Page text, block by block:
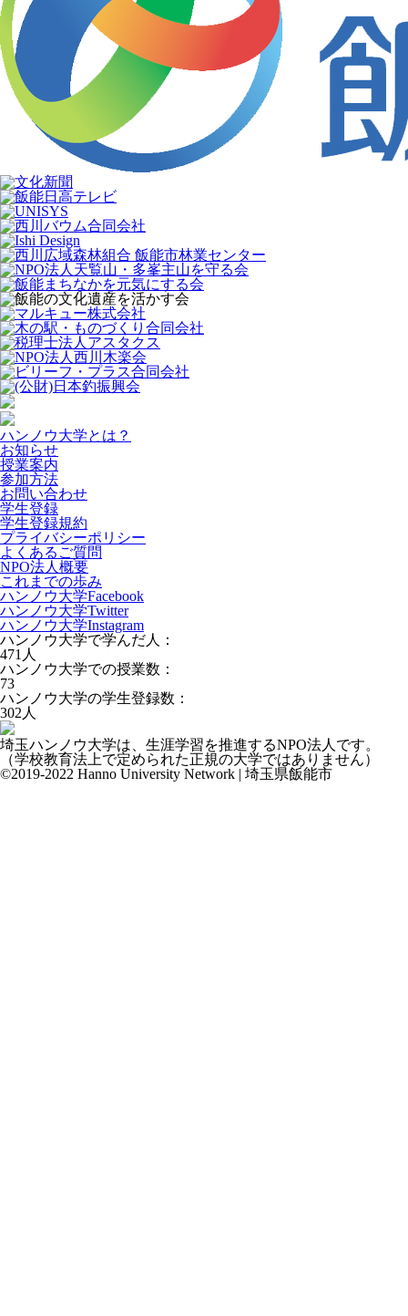
ハンノウ大学とは？
お知らせ
授業案内
参加方法
お問い合わせ
学生登録
学生登録規約
プライバシーポリシー
よくあるご質問
NPO法人概要
これまでの歩み
ハンノウ大学Facebook
ハンノウ大学Twitter
ハンノウ大学Instagram
ハンノウ大学で学んだ人：
471 人
ハンノウ大学での授業数：
73
ハンノウ大学の学生登録数：
302 人
埼玉ハンノウ大学は、生涯学習を推進するNPO法人です。
（学校教育法上で定められた正規の大学ではありません）
©2019-2022 Hanno University Network | 埼玉県飯能市